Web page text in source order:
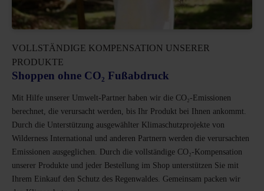
VOLLSTÄNDIGE KOMPENSATION UNSERER
PRODUKTE
Shoppen ohne CO₂ Fußabdruck
Mit Hilfe unserer Umwelt-Partner haben wir die CO₂-Emissionen
berechnet, die verursacht werden, bis Ihr Produkt bei Ihnen ankommt.
Durch die Unterstützung ausgewählter Klimaschutzprojekte von
Wilderness International und anderen Partnern werden die verursachten
Emissionen ausgeglichen. Durch die vollständige CO₂-Kompensation
unserer Produkte und jeder Bestellung im Shop unterstützen Sie mit
Ihrem Einkauf den Schutz des Regenwaldes. Gemeinsam packen wir